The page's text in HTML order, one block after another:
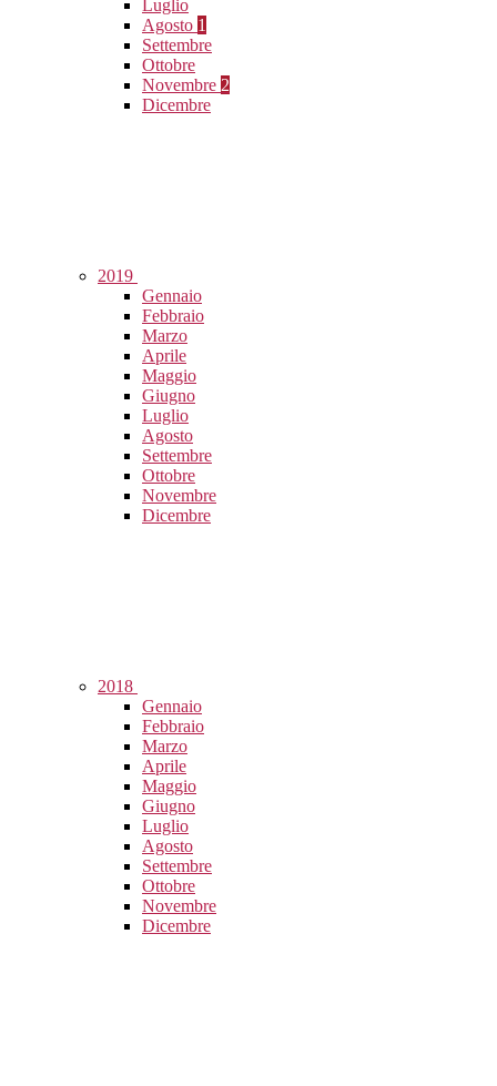
Luglio
Agosto 1
Settembre
Ottobre
Novembre 2
Dicembre
2019
Gennaio
Febbraio
Marzo
Aprile
Maggio
Giugno
Luglio
Agosto
Settembre
Ottobre
Novembre
Dicembre
2018
Gennaio
Febbraio
Marzo
Aprile
Maggio
Giugno
Luglio
Agosto
Settembre
Ottobre
Novembre
Dicembre